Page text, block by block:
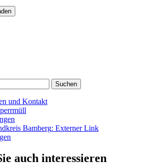
Suchen
und Kontakt
Bamberg: Externer Link
auch interessieren